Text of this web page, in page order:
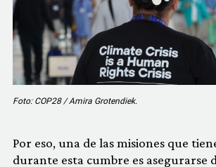
Foto: COP28 / Amira Grotendiek.
Por eso, una de las misiones que
durante esta cumbre es asegurarse